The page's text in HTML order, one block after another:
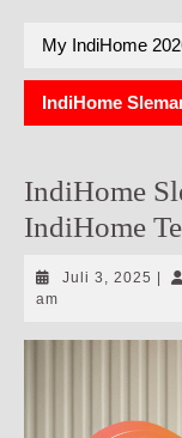
My IndiHome
IndiHome
IndiHome
IndiHome
Juli 3, 2025 Juli
am